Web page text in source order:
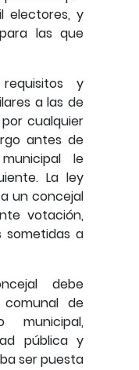
electores, y
las que
y
a las de
cualquier
antes de
le
La ley
un concejal
votación,
sometidas a
debe
de
municipal,
pública y
ser puesta